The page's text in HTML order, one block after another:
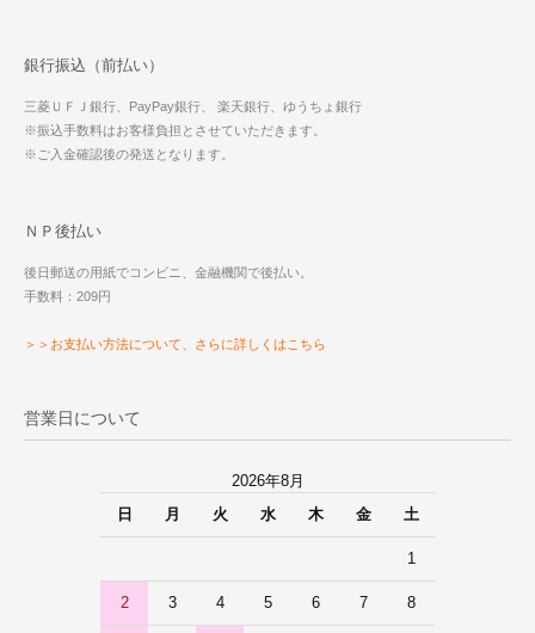
銀行振込（前払い）
三菱ＵＦＪ銀行、PayPay銀行、 楽天銀行、ゆうちょ銀行
※振込手数料はお客様負担とさせていただきます。
※ご入金確認後の発送となります。
ＮＰ後払い
後日郵送の用紙でコンビニ、金融機関で後払い。
手数料：209円
＞＞お支払い方法について、さらに詳しくはこちら
営業日について
2026年8月
日
月 火 水 木 金 土
1
2 3 4 5 6 7 8